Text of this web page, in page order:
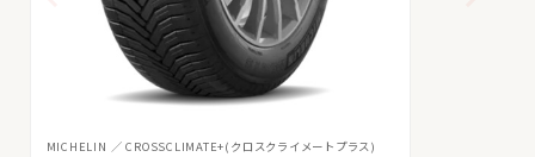
MICHELIN CROSSCLIMATE+(クロスクライメートプラス)